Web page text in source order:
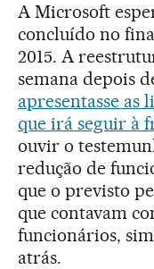
A Microsoft
concluído no
2015. A
semana depois
apresentasse as
que irá seguir à
ouvir o
redução de
que o previsto
que contavam
funcionários,
atrás.